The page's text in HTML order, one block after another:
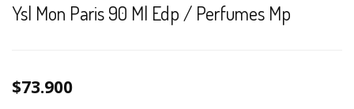
Ysl Mon Paris 90 Ml Edp / Perfumes Mp
$73.900